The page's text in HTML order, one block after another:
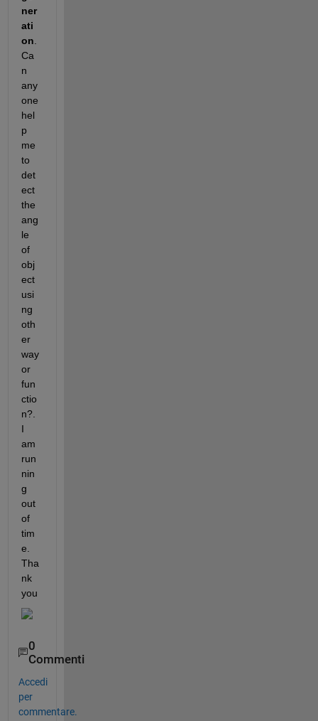
ner
ati
on
Ca
n
any
one
hel
p
me
to
det
ect
the
ang
le
of
obj
ect
usi
ng
oth
er
way
or
fun
ctio
n?.
I
am
run
nin
g
out
of
tim
e.
Tha
nk
you
0
Commenti
Accedi
per
commentare.